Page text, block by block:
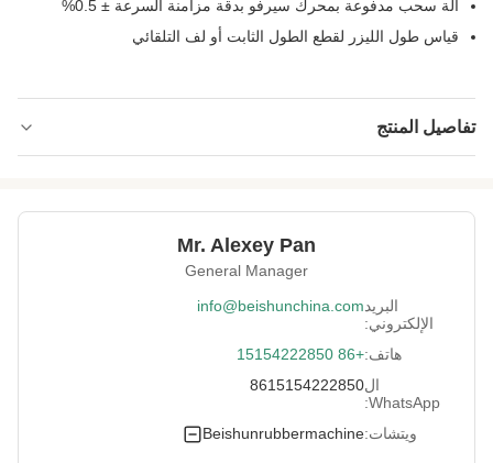
آلة سحب مدفوعة بمحرك سيرفو بدقة مزامنة السرعة ± 0.5%
قياس طول الليزر لقطع الطول الثابت أو لف التلقائي
تفاصيل المنتج
Condition: جديد
المهندسون المتاحون لآلات الخدمة في الخارج ،
التثبيت الميداني ، التكليف والتدريب ، مركز
Warranty:
آلة بثق مطاط السيليكون NBR
Mr. Alexey Pan
General Manager
البريد
الإلكتروني:
info@beishunchina.com
هاتف:+86 15154222850
ال
WhatsApp:
8615154222850
ويتشات:Beishunrubbermachine